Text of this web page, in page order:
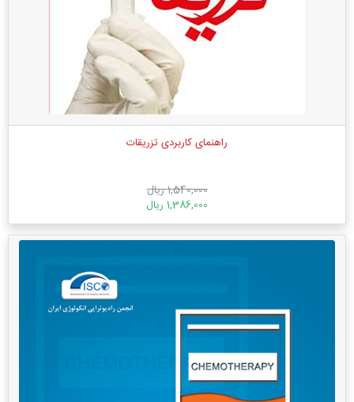
راهنمای کاربردی تزریقات
1,540,000 ریال
1,386,000 ریال